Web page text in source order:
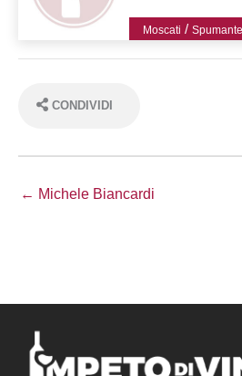
Moscati /Spumante
CONDIVIDI
← Michele Biancardi